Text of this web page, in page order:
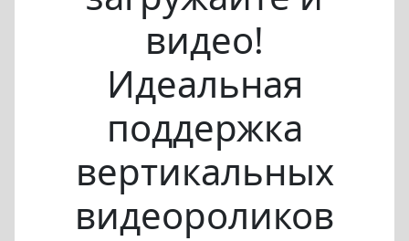
видео!
Идеальная
поддержка
вертикальных
видеороликов